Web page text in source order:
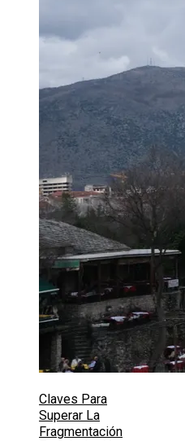
Claves Para
Superar La
Fragmentación